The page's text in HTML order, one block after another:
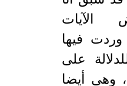
الآيات
وردت فيها
على
وهي أيضا